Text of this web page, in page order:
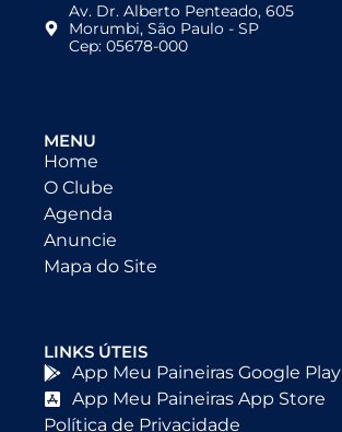
Av. Dr. Alberto Penteado, 605
Morumbi, São Paulo - SP
Cep: 05678-000
MENU
Home
O Clube
Agenda
Anuncie
Mapa do Site
LINKS ÚTEIS
App Meu Paineiras Google Play
App Meu Paineiras App Store
Política de Privacidade